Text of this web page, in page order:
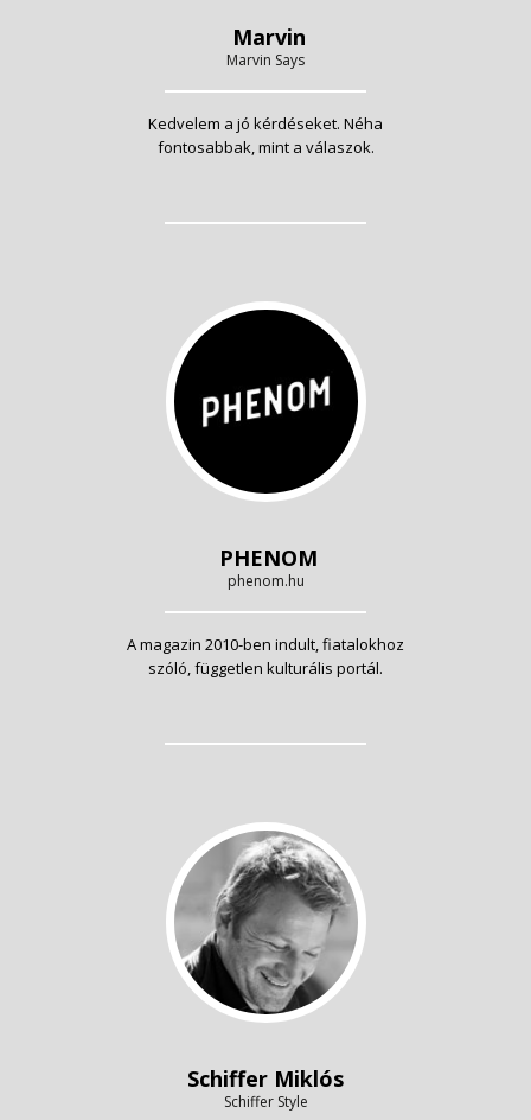
Marvin
Marvin Says
Kedvelem a jó kérdéseket. Néha
fontosabbak, mint a válaszok.
PHENOM
phenom.hu
A magazin 2010-ben indult, fiatalokhoz
szóló, független kulturális portál.
Schiffer Miklós
Schiffer Style